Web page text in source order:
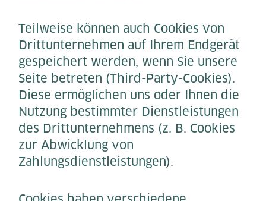
Teilweise können auch Cookies von
Drittunternehmen auf Ihrem Endgerät
gespeichert werden, wenn Sie unsere
Seite betreten (Third-Party-Cookies).
Diese ermöglichen uns oder Ihnen die
Nutzung bestimmter Dienstleistungen
des Drittunternehmens (z. B. Cookies
zur Abwicklung von
Zahlungsdienstleistungen).